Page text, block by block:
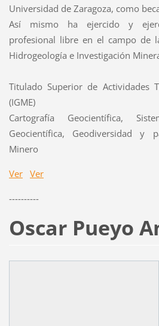
Universidad de Zaragoza, como
Así mismo ha ejercido y
profesional libre en el campo de
Hidrogeología e Investigación
Titulado Superior de Actividades
(IGME)
Cartografía Geocientífica,
Geocientífica, Geodiversidad y
Minero
Ver Ver
----------
Oscar Pueyo